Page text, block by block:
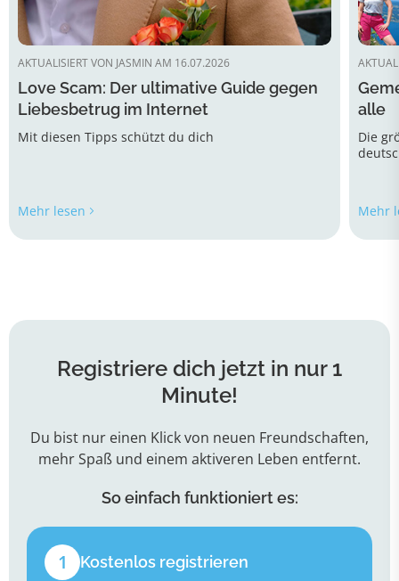
AKTUALISIERT VON JASMIN AM 16.07.2026
Love Scam: Der ultimative Guide gegen
Liebesbetrug im Internet
Mit diesen Tipps schützt du dich
Mehr lesen
alle
Die
Mehr
Registriere dich jetzt in nur 1
Minute!
Du bist nur einen Klick von neuen Freundschaften,
mehr Spaß und einem aktiveren Leben entfernt.
So einfach funktioniert es:
1 Kostenlos registrieren